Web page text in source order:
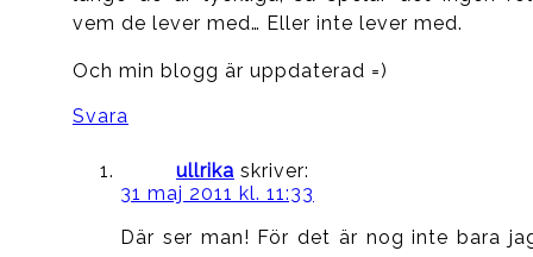
vem de lever med… Eller inte lever med.
Och min blogg är uppdaterad =)
Svara
ullrika skriver:
31 maj 2011 kl. 11:33
Där ser man! För det är nog inte bara